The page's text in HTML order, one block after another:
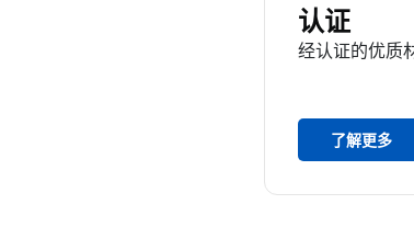
认证
经认证的优质
了解更多